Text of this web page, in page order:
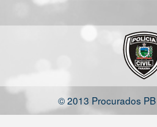
© 2013 Procurados